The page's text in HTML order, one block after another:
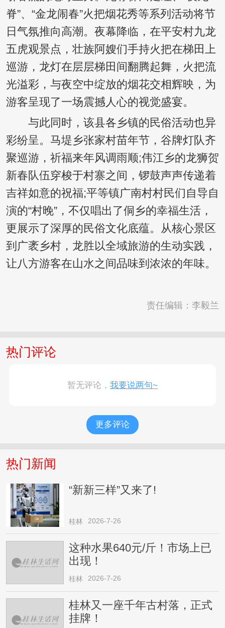
脊”、“金龙闹春”火把烟花秀等系列活动将节
日气氛推向高潮。夜幕降临，在平安村九龙
五虎观景点，壮族阿嫂们手持火把在梯田上
巡游，龙灯在层层梯田间翻腾起舞，火把流
光溢彩，与夜空中绽放的烟花交相辉映，为
游客呈现了一场震撼人心的视觉盛宴。
与此同时，该县各乡镇的民俗活动也异
彩纷呈。马堤乡张家村苗年节，谷牌灯队齐
聚巡游，祈福来年风调雨顺;伟江乡的龙狮贺
新春队伍穿梭于村寨之间，锣鼓声声传递着
吉祥如意的祝福;平等镇广南村村民们自导自
演的“村晚”，不仅唱出了侗乡的幸福生活，
更展示了深厚的民俗文化底蕴。从核心景区
到广袤乡村，龙胜以全域旅游的生动实践，
让八方游客在山水之间品味到浓浓的年味。
责任编辑：李毅兰
热门评论
暂无评论， 我要说两句~
更多评论
热门新闻
“新新三样”又来了!
桂林 2026-7-26
这种水果640元/斤！市场上已
出现！
桂林 2026-7-26
桂林又一座千年古村落，正式
挂牌！